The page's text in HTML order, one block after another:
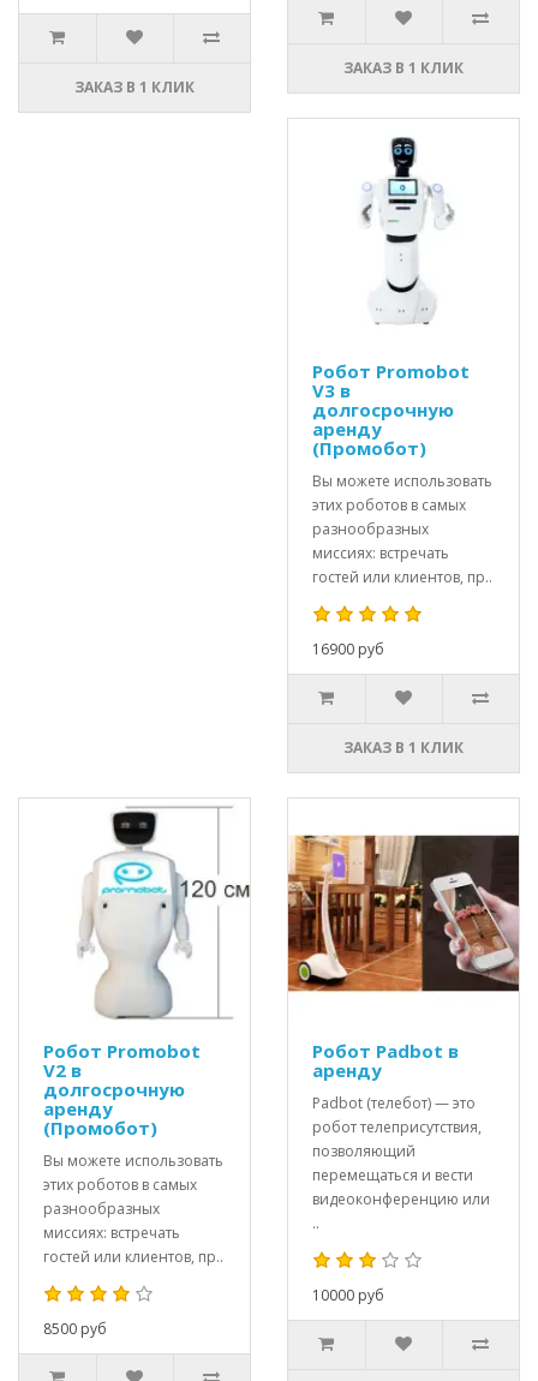
ЗАКАЗ В 1 КЛИК
ЗАКАЗ В 1 КЛИК
Робот Promobot
V3 в
долгосрочную
аренду
(Промобот)
Вы можете использовать
этих роботов в самых
разнообразных
миссиях: встречать
гостей или клиентов, пр..
16900 руб
ЗАКАЗ В 1 КЛИК
Робот Promobot
V2 в
долгосрочную
аренду
(Промобот)
Вы можете использовать
этих роботов в самых
разнообразных
миссиях: встречать
гостей или клиентов, пр..
8500 руб
Робот Padbot в
аренду
Padbot (телебот) — это
робот телеприсутствия,
позволяющий
перемещаться и вести
видеоконференцию или
..
10000 руб